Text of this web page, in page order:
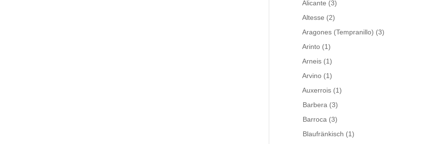
Alicante (3)
Altesse (2)
Aragones (Tempranillo) (3)
Arinto (1)
Arneis (1)
Arvino (1)
Auxerrois (1)
Barbera (3)
Barroca (3)
Blaufränkisch (1)